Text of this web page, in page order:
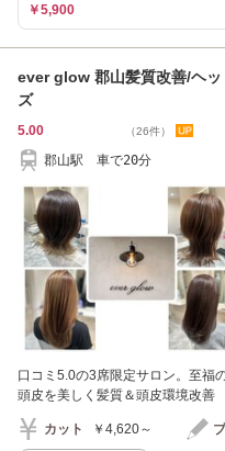
￥5,900
ever glow 郡山髪質改善/ヘ
ズ
5.00 （26件）
郡山駅 車で20分
口コミ5.0の3席限定サロン。至福
頭皮を美しく髪質＆頭皮環境改善
カット ￥4,620～